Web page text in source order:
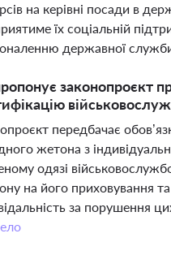
на керівні посади в
їх соціальній
державної
законопроєкт
передбачає
жетона з
одязі
на його приховування та
за порушення